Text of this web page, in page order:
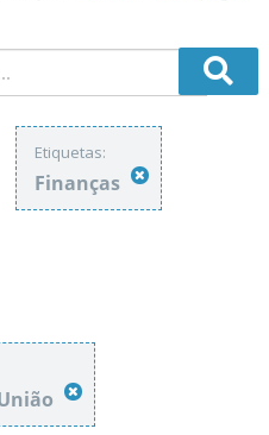
Etiquetas:
Finanças